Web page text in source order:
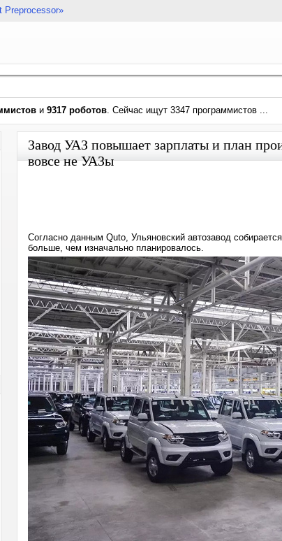
Preprocessor»
и 9317 роботов. Сейчас ищут 3347 программистов ...
Завод УАЗ повышает зарплаты и план
вовсе не УАЗы
Согласно данным Quto, Ульяновский автозавод
больше, чем изначально планировалось.